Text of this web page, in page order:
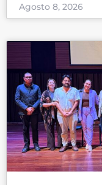
Agosto 8, 2026